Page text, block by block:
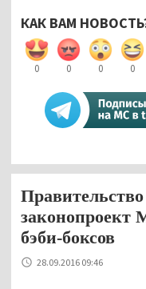
КАК ВАМ
0 0 0 0
законопроект
бэби-боксов
28.09.2016 09:46